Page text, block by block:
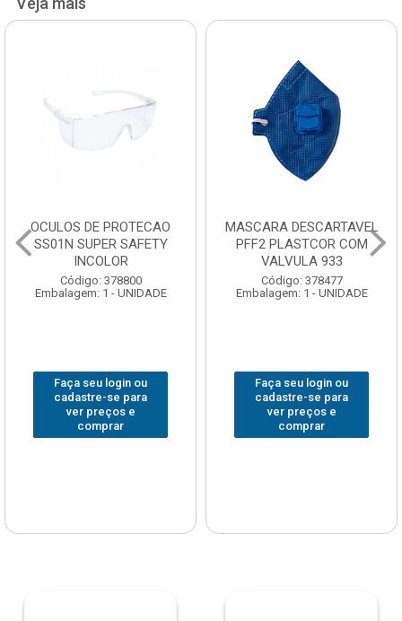
OCULOS DE PROTECAO
SS01N SUPER SAFETY
INCOLOR
Código: 378800
Embalagem: 1 - UNIDADE
Faça seu login ou
cadastre-se para
ver preços e
comprar
MASCARA DESCARTAVEL
PFF2 PLASTCOR COM
VALVULA 933
Código: 378477
Embalagem: 1 - UNIDADE
Faça seu login ou
cadastre-se para
ver preços e
comprar